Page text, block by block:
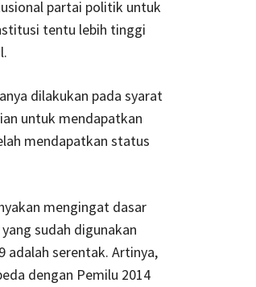
partai politik untuk
tentu lebih tinggi
dilakukan pada syarat
untuk mendapatkan
mendapatkan status
mengingat dasar
sudah digunakan
adalah serentak. Artinya,
dengan Pemilu 2014